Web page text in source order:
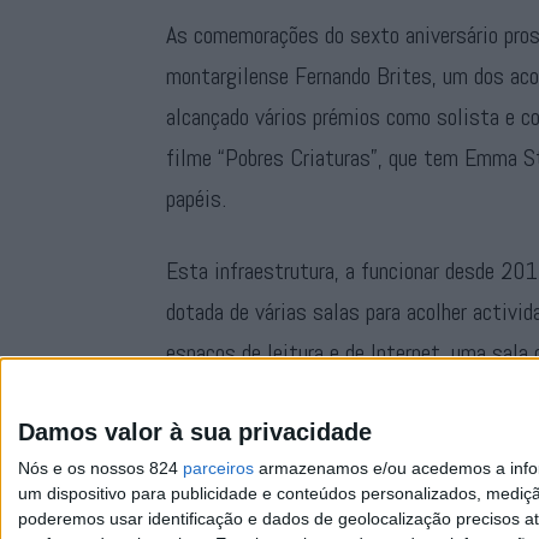
Damos valor à sua privacidade
Nós e os nossos 824 parceiros armazenamos e/ou acedemos a
um dispositivo para publicidade e conteúdos personalizados,
poderemos usar identificação e dados de geolocalização precisos
As comemorações do sexto aniversário
montargilense Fernando Brites, um dos
alcançado vários prémios como solista e
filme “Pobres Criaturas”, que tem Emma
papéis.
Esta infraestrutura, a funcionar desde
dotada de várias salas para acolher
espaços de leitura e de Internet, uma
comporta ainda as instalações da junta